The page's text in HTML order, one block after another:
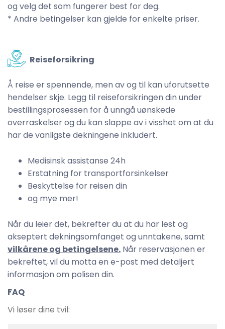
og velg det som fungerer best for deg.
* Andre betingelser kan gjelde for enkelte priser.
Reiseforsikring
Å reise er spennende, men av og til kan uforutsette
hendelser skje. Legg til reiseforsikringen din under
bestillingsprosessen for å unngå uønskede
overraskelser og du kan slappe av i visshet om at du
har de vanligste dekningene inkludert.
Medisinsk assistanse 24h
Erstatning for transportforsinkelser
Beskyttelse for reisen din
og mye mer!
Når du leier det, bekrefter du at du har lest og
akseptert dekningsomfanget og unntakene, samt
vilkårene og betingelsene. Når reservasjonen er
bekreftet, vil du motta en e-post med detaljert
informasjon om polisen din.
FAQ
Vi løser dine tvil: